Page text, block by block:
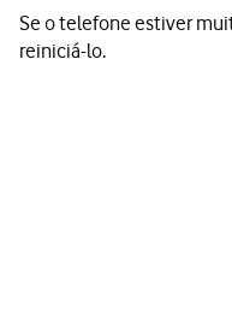
Se o telefone estiver
reiniciá-lo.